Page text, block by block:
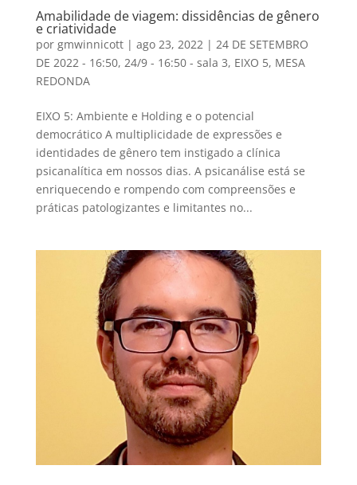
Amabilidade de viagem: dissidências de gênero
e criatividade
por gmwinnicott| ago 23, 2022| 24 DE SETEMBRO
DE 2022 - 16:50, 24/9 - 16:50 - sala 3, EIXO 5, MESA
REDONDA
EIXO 5: Ambiente e Holding e o potencial
democrático A multiplicidade de expressões e
identidades de gênero tem instigado a clínica
psicanalítica em nossos dias. A psicanálise está se
enriquecendo e rompendo com compreensões e
práticas patologizantes e limitantes no...